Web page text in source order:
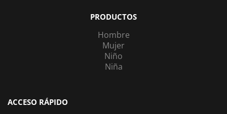
PRODUCTOS
Hombre
Mujer
Niño
Niña
ACCESO RÁPIDO